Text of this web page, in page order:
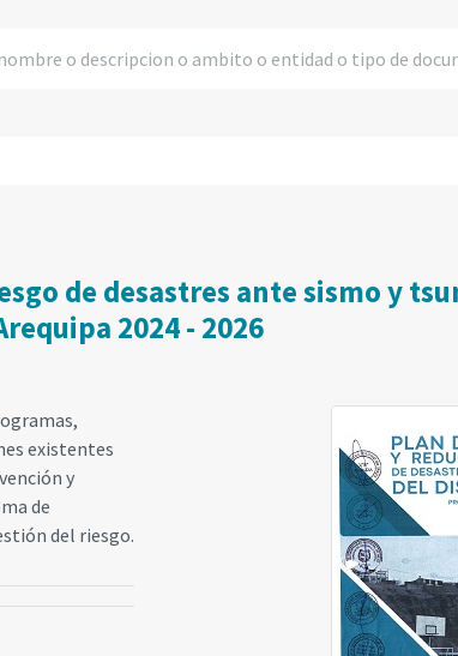
de desastres ante sismo y
2024 - 2026
existentes
y
de
del riesgo.